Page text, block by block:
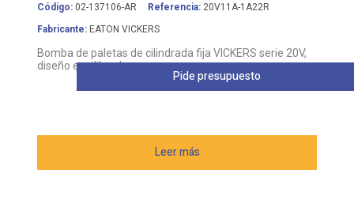
Código: 02-137106-AR Referencia: 20V11A-1A22R
Fabricante: EATON VICKERS
Bomba de paletas de cilindrada fija VICKERS serie 20V,
diseño equilibrado
Leer más
Pide presupuesto